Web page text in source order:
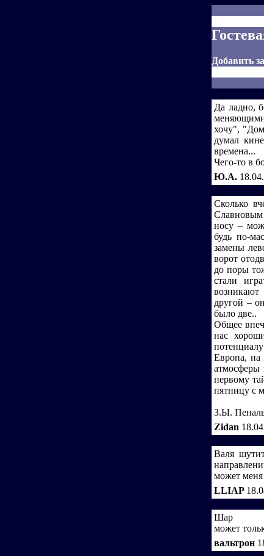
Добавить
Да ладно,
хочу",
думал
времена...
Чего-то в
Ю.А.
Сколько
Славновым
носу –
будь по-
замены
ворот
до поры
стали
возникают
другой –
было две..
Общее
нас
Европа, на
атмосферы
первому
пятницу с
З.Ы.
Zidan
Валя
может меня
LLIAP
Шар
может
вальтрон